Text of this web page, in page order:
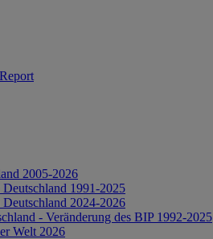
2005-2026
1991-2025
2024-2026
- Veränderung des BIP 1992-2025
Welt 2026